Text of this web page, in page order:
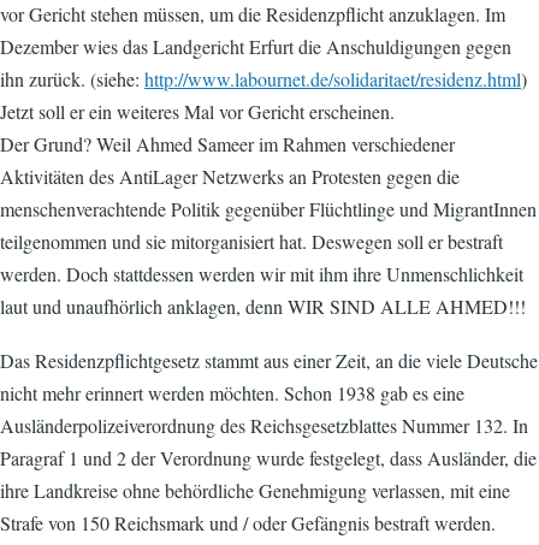
vor Gericht stehen müssen, um die Residenzpflicht anzuklagen. Im
Dezember wies das Landgericht Erfurt die Anschuldigungen gegen
ihn zurück. (siehe: http://www.labournet.de/solidaritaet/residenz.html)
Jetzt soll er ein weiteres Mal vor Gericht erscheinen.
Der Grund? Weil Ahmed Sameer im Rahmen verschiedener
Aktivitäten des AntiLager Netzwerks an Protesten gegen die
menschenverachtende Politik gegenüber Flüchtlinge und MigrantInnen
teilgenommen und sie mitorganisiert hat. Deswegen soll er bestraft
werden. Doch stattdessen werden wir mit ihm ihre Unmenschlichkeit
laut und unaufhörlich anklagen, denn WIR SIND ALLE AHMED!!!
Das Residenzpflichtgesetz stammt aus einer Zeit, an die viele Deutsche
nicht mehr erinnert werden möchten. Schon 1938 gab es eine
Ausländerpolizeiverordnung des Reichsgesetzblattes Nummer 132. In
Paragraf 1 und 2 der Verordnung wurde festgelegt, dass Ausländer, die
ihre Landkreise ohne behördliche Genehmigung verlassen, mit eine
Strafe von 150 Reichsmark und / oder Gefängnis bestraft werden.